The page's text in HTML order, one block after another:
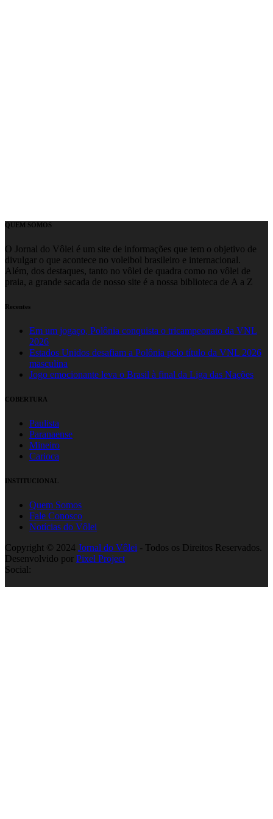
QUEM SOMOS
O Jornal do Vôlei é um site de informações que tem o objetivo de
divulgar o que acontece no voleibol brasileiro e internacional.
Além, dos destaques, tanto no vôlei de quadra como no vôlei de
praia, a grande sacada de nosso site é a nossa biblioteca de A a Z
Recentes
Em um jogaço, Polônia conquista o tricampeonato da VNL
2026
Estados Unidos desafiam a Polônia pelo título da VNL 2026
masculina
Jogo emocionante leva o Brasil à final da Liga das Nações
COBERTURA
Paulista
Paranaense
Mineiro
Carioca
INSTITUCIONAL
Quem Somos
Fale Conosco
Notícias do Vôlei
Copyright © 2024 Jornal do Vôlei - Todos os Direitos Reservados.
Desenvolvido por Pixel Project
Social: